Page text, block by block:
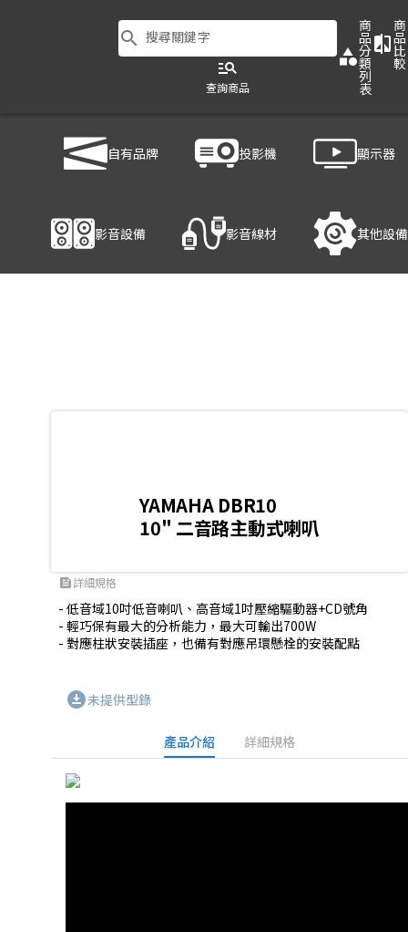
search 搜尋關鍵字
manage_search
查詢商品
category
商
品
分
類
列
表
compare
商
品
比
較
自有品牌 投影機 顯示器
影音設備 影音線材 其他設備
產品細節
YAMAHA DBR10
10" 二音路主動式喇叭
feed詳細規格
- 低音域10吋低音喇叭、高音域1吋壓縮驅動器+CD號角
- 輕巧保有最大的分析能力，最大可輸出700W
- 對應柱狀安裝插座，也備有對應吊環懸栓的安裝配點
download_for_offline未提供型錄
產品介紹 詳細規格